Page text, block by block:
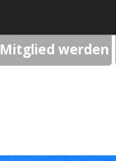
Mitglied werden